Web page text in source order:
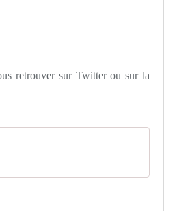
retrouver sur Twitter ou sur la